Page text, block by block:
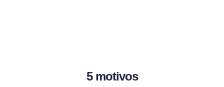
5 motivos